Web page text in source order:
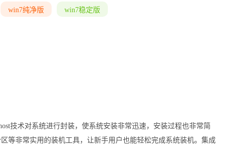
win7纯净版 win7稳定版
技术对系统进行封装，使系统安装非常迅速，安装过程也非常简
等非常实用的装机工具，让新手用户也能轻松完成系统装机。集成